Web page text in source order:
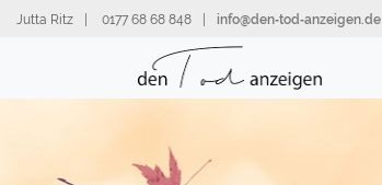
zumJutta Ritz 0177 68 68 848 info@den‑tod‑anzeigen.de